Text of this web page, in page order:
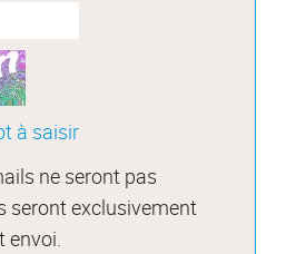
à saisir
ne seront pas
seront exclusivement
envoi.